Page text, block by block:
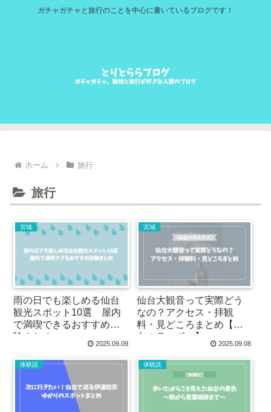
ガチャガチャと旅行のことを中心に書いているブログです！
ホーム 旅行
旅行
宮城
雨の日でも楽しめる仙台
観光スポット10選 屋内
で満喫できるおすすめ体
験まとめ
2025.09.09
宮城
仙台大観音って実際どう
なの？アクセス・拝観
料・見どころまとめ【仙
台のラスボス】
2025.09.08
体験談 体験談